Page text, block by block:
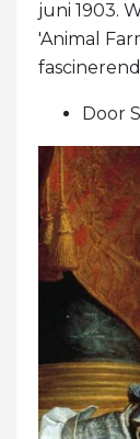
juni 1903.
'Animal
Door